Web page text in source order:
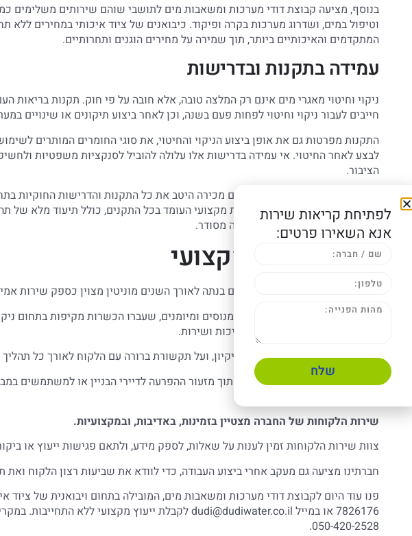
בנוסף, מציעה קבוצת דודי מערכות ומשאבות מים לתושבי שוהם שירותים משלימים
וטיפול במים, ושדרוג מערכות בקרה ופיקוד. כיבואנים של ציוד איכותי במחירים
המתקדמים והאיכותיים ביותר, תוך שמירה על מחירים הוגנים ותחרותיים.
עמידה בתקנות ובדרישות
ניקוי וחיטוי מאגרי מים אינם רק המלצה טובה, אלא חובה על פי חוק. תקנות בריאות
חייבים לעבור ניקוי וחיטוי לפחות פעם בשנה, וכן לאחר ביצוע תיקונים או שינויים
התקנות מפרטות גם את אופן ביצוע הניקוי והחיטוי, את סוגי החומרים המותרים
לבצע לאחר החיטוי. אי עמידה בדרישות אלו עלולה להוביל לסנקציות משפטיות
הציבור.
קבוצת דודי מערכות ומשאבות מים מכירה היטב את כל התקנות והדרישות החוקיות
מספקת ללקוחותיה בשוהם שירות מקצועי העומד בכל התקנים, כולל תיעוד מלא של
ודוחות כנדרש, וניהול יומן תחזוקה מסודר.
שירות אמין ומקצועי
קבוצת דודי מערכות ומשאבות מים בנתה לאורך השנים מוניטין מצוין כספק שירות
החברה מעסיקה רק אנשי מקצוע מנוסים ומיומנים, שעברו הכשרות מקיפות בתחום
לסטנדרטים הגבוהים ביותר של איכות ושירות.
צוות החברה מקפיד על דיוק, על ניקיון, ועל תקשורת ברורה עם הלקוח לאורך כל
הצוות עובד בצורה יעילה ושקטה, תוך מזעור ההפרעה לדיירי הבניין או למשתמשים
שירות הלקוחות של החברה מצטיין בזמינות, באדיבות, ובמקצועיות.
צוות שירות הלקוחות זמין לענות על שאלות, לספק מידע, ולתאם פגישות ייעוץ או
חברתינו מציעה גם מעקב אחרי ביצוע העבודה, כדי לוודא את שביעות רצון הלקוח ואת
7826176 או במייל
dudi@dudiwater.co.ilלקבלת ייעוץ מקצועי ללא התחייבות.
050-420-2528.
לפתיחת קריאות שירות
אנא השאירו פרטים:
שלח